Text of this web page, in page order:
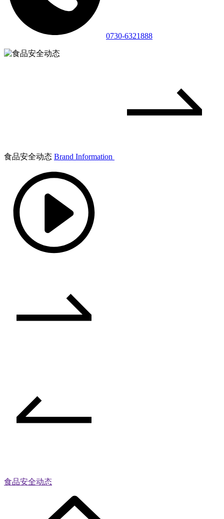
0730-6321888
食品安全动态 Brand Information
食品安全动态